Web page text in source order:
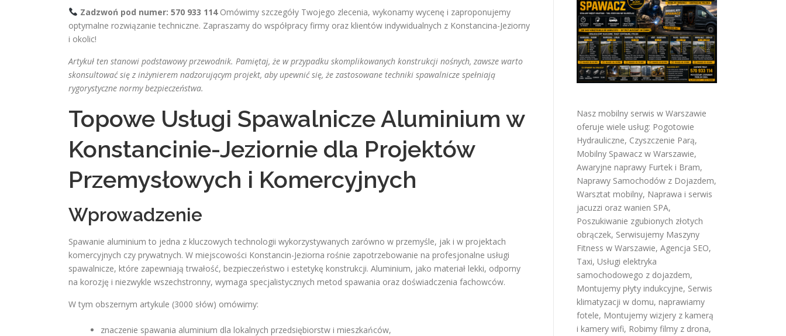
Zadzwoń pod numer: 570 933 114Omówimy szczegóły Twojego zlecenia, wykonamy wycenę i zaproponujemy
optymalne rozwiązanie techniczne. Zapraszamy do współpracy firmy oraz klientów indywidualnych z Konstancina-Jeziorny
i okolic!
Artykuł ten stanowi podstawowy przewodnik. Pamiętaj, że w przypadku skomplikowanych konstrukcji nośnych, zawsze warto
skonsultować się z inżynierem nadzorującym projekt, aby upewnić się, że zastosowane techniki spawalnicze spełniają
rygorystyczne normy bezpieczeństwa.
Topowe Usługi Spawalnicze Aluminium w
Konstancinie-Jeziornie dla Projektów
Przemysłowych i Komercyjnych
Wprowadzenie
Spawanie aluminium to jedna z kluczowych technologii wykorzystywanych zarówno w przemyśle, jak i w projektach
komercyjnych czy prywatnych. W miejscowości Konstancin-Jeziorna rośnie zapotrzebowanie na profesjonalne usługi
spawalnicze, które zapewniają trwałość, bezpieczeństwo i estetykę konstrukcji. Aluminium, jako materiał lekki, odporny
na korozję i niezwykle wszechstronny, wymaga specjalistycznych metod spawania oraz doświadczenia fachowców.
W tym obszernym artykule (3000 słów) omówimy:
znaczenie spawania aluminium dla lokalnych przedsiębiorstw i mieszkańców,
Nasz mobilny serwis w Warszawie
oferuje wiele usług: Pogotowie
Hydrauliczne, Czyszczenie Parą,
Mobilny Spawacz w Warszawie,
Awaryjne naprawy Furtek i Bram,
Naprawy Samochodów z Dojazdem,
Warsztat mobilny, Naprawa i serwis
jacuzzi oraz wanien SPA,
Poszukiwanie zgubionych złotych
obrączek, Serwisujemy Maszyny
Fitness w Warszawie, Agencja SEO,
Taxi, Usługi elektryka
samochodowego z dojazdem,
Montujemy płyty indukcyjne, Serwis
klimatyzacji w domu, naprawiamy
fotele, Montujemy wizjery z kamerą
i kamery wifi, Robimy filmy z drona,